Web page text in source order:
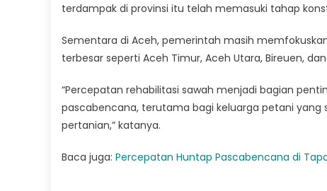
terdampak di provinsi itu telah memasuki tahap
Sementara di Aceh, pemerintah masih
terbesar seperti Aceh Timur, Aceh Utara, Bireuen, dan
“Percepatan rehabilitasi sawah menjadi bagian
pascabencana, terutama bagi keluarga petani
pertanian,” katanya.
Baca juga: Percepatan Huntap Pascabencana di